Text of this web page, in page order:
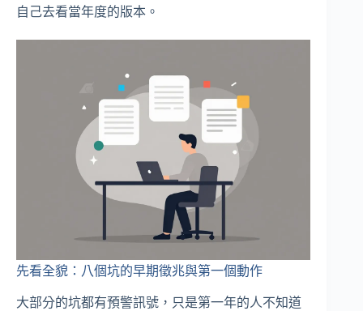
自己去看當年度的版本。
先看全貌：八個坑的早期徵兆與第一個動作
大部分的坑都有預警訊號，只是第一年的人不知道